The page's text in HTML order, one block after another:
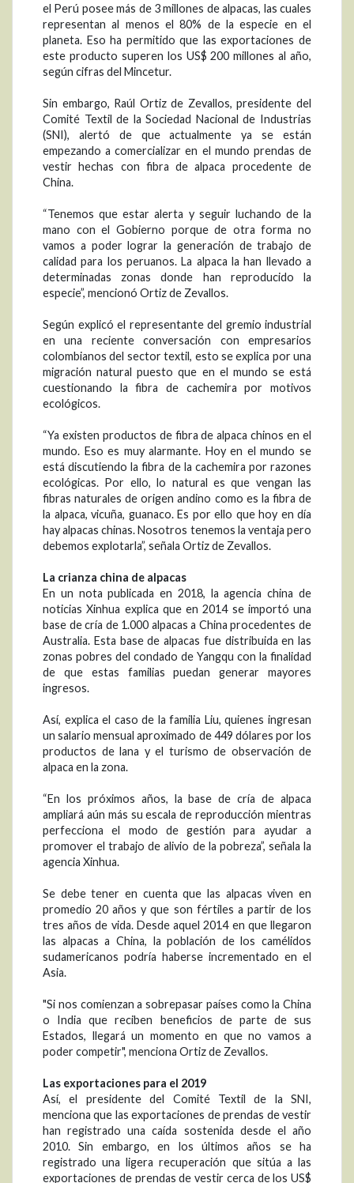
el Perú posee más de 3 millones de alpacas, las cuales
representan al menos el 80% de la especie en el
planeta. Eso ha permitido que las exportaciones de
este producto superen los US$ 200 millones al año,
según cifras del Mincetur.
Sin embargo, Raúl Ortiz de Zevallos, presidente del
Comité Textil de la Sociedad Nacional de Industrias
(SNI), alertó de que actualmente ya se están
empezando a comercializar en el mundo prendas de
vestir hechas con fibra de alpaca procedente de
China.
“Tenemos que estar alerta y seguir luchando de la
mano con el Gobierno porque de otra forma no
vamos a poder lograr la generación de trabajo de
calidad para los peruanos. La alpaca la han llevado a
determinadas zonas donde han reproducido la
especie”, mencionó Ortiz de Zevallos.
Según explicó el representante del gremio industrial
en una reciente conversación con empresarios
colombianos del sector textil, esto se explica por una
migración natural puesto que en el mundo se está
cuestionando la fibra de cachemira por motivos
ecológicos.
“Ya existen productos de fibra de alpaca chinos en el
mundo. Eso es muy alarmante. Hoy en el mundo se
está discutiendo la fibra de la cachemira por razones
ecológicas. Por ello, lo natural es que vengan las
fibras naturales de origen andino como es la fibra de
la alpaca, vicuña, guanaco. Es por ello que hoy en día
hay alpacas chinas. Nosotros tenemos la ventaja pero
debemos explotarla”, señala Ortiz de Zevallos.
La crianza china de alpacas
En un nota publicada en 2018, la agencia china de
noticias Xinhua explica que en 2014 se importó una
base de cría de 1.000 alpacas a China procedentes de
Australia. Esta base de alpacas fue distribuida en las
zonas pobres del condado de Yangqu con la finalidad
de que estas familias puedan generar mayores
ingresos.
Así, explica el caso de la familia Liu, quienes ingresan
un salario mensual aproximado de 449 dólares por los
productos de lana y el turismo de observación de
alpaca en la zona.
“En los próximos años, la base de cría de alpaca
ampliará aún más su escala de reproducción mientras
perfecciona el modo de gestión para ayudar a
promover el trabajo de alivio de la pobreza”, señala la
agencia Xinhua.
Se debe tener en cuenta que las alpacas viven en
promedio 20 años y que son fértiles a partir de los
tres años de vida. Desde aquel 2014 en que llegaron
las alpacas a China, la población de los camélidos
sudamericanos podría haberse incrementado en el
Asia.
"Si nos comienzan a sobrepasar países como la China
o India que reciben beneficios de parte de sus
Estados, llegará un momento en que no vamos a
poder competir", menciona Ortiz de Zevallos.
Las exportaciones para el 2019
Así, el presidente del Comité Textil de la SNI,
menciona que las exportaciones de prendas de vestir
han registrado una caída sostenida desde el año
2010. Sin embargo, en los últimos años se ha
registrado una ligera recuperación que sitúa a las
exportaciones de prendas de vestir cerca de los US$